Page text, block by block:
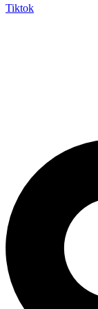
Tiktok